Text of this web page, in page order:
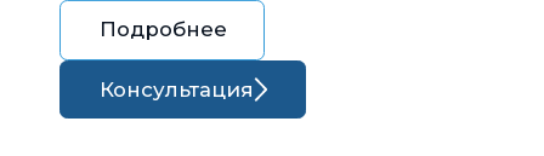
Подробнее
Консультация